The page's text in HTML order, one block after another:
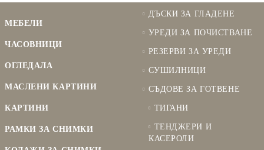
МЕБЕЛИ
ЧАСОВНИЦИ
ОГЛЕДАЛА
МАСЛЕНИ КАРТИНИ
КАРТИНИ
РАМКИ ЗА СНИМКИ
ДЪСКИ ЗА ГЛАДЕНЕ
УРЕДИ ЗА ПОЧИСТВАНЕ
РЕЗЕРВИ ЗА УРЕДИ
СУШИЛНИЦИ
СЪДОВЕ ЗА ГОТВЕНЕ
ТИГАНИ
ТЕНДЖЕРИ И
КАСЕРОЛИ